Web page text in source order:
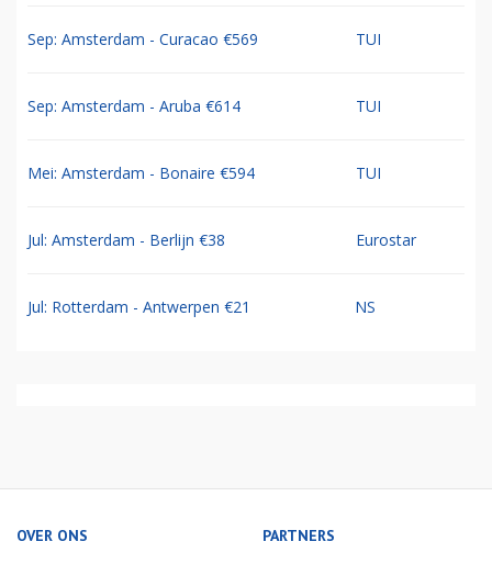
Sep: Amsterdam - Curacao €569 TUI
Sep: Amsterdam - Aruba €614 TUI
Mei: Amsterdam - Bonaire €594 TUI
Jul: Amsterdam - Berlijn €38 Eurostar
Jul: Rotterdam - Antwerpen €21 NS
OVER ONS PARTNERS